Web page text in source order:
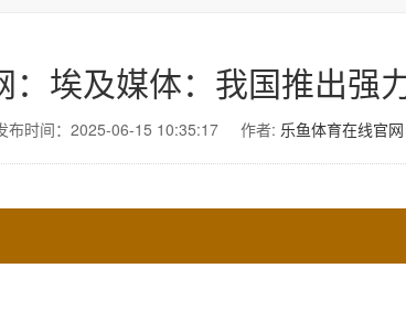
：埃及媒体：我国推出强
布时间：2025-06-15 10:35:17 作者: 乐鱼体育在线官网